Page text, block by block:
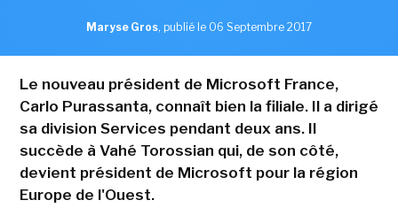
Maryse Gros, publié le 06 Septembre 2017
Le nouveau président de Microsoft France,
Carlo Purassanta, connaît bien la filiale. Il a dirigé
sa division Services pendant deux ans. Il
succède à Vahé Torossian qui, de son côté,
devient président de Microsoft pour la région
Europe de l'Ouest.